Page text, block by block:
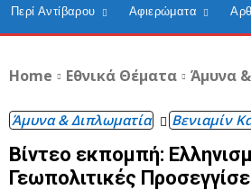
Περί Αντίβαρου Αφιερώματα
Home Εθνικά Θέματα Άμυνα
Άμυνα & Διπλωματία Βενιαμίν
Βίντεο εκπομπή:
Γεωπολιτικές